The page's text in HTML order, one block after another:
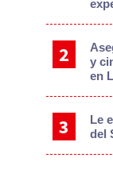
y
en
Le
del